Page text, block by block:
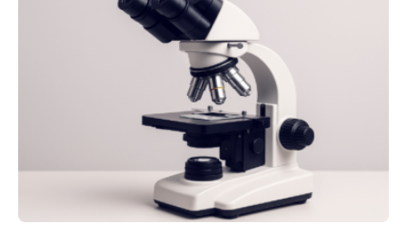
Schlaganfallforschung, um die Behandlung der
Betroffenen zu verbessern. Dazu schreibt sie auch in
diesem Jahr wieder deutschlandweit den Hentschel-
Preis aus. Er richtet sich gezielt an jüngere
Forscherinnen und Forscher unter 40 Jahren. Geehrt
werden soll eine herausragende Doktorarbeit oder eine
hochrangige wissenschaftliche Publikation zum Thema